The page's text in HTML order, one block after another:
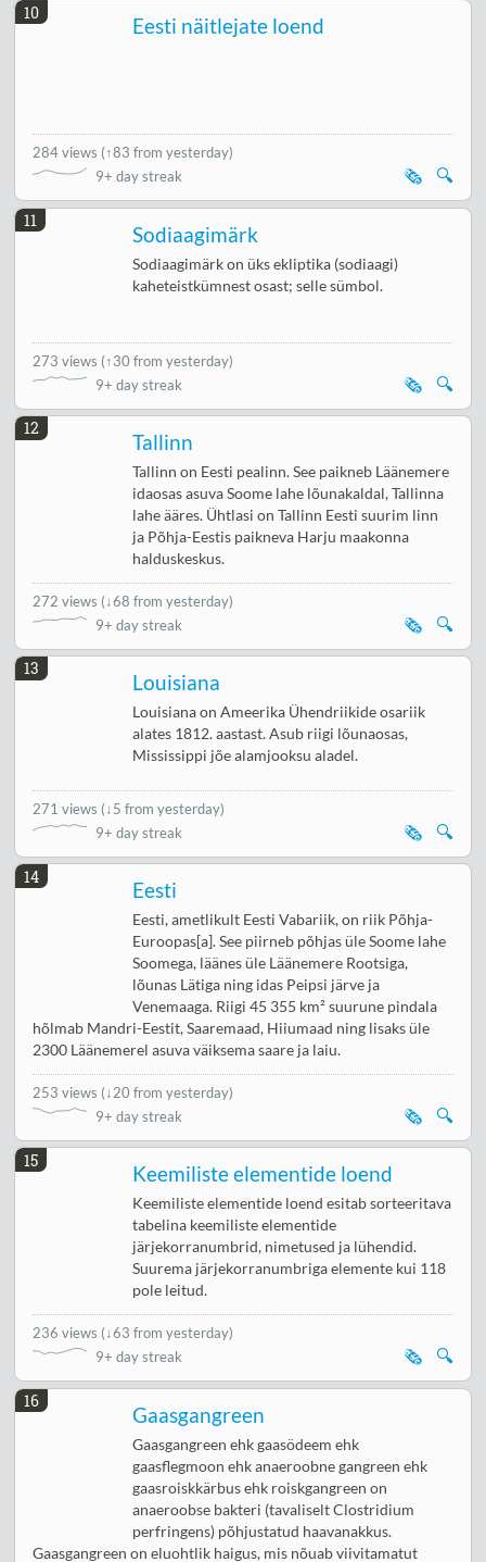
10
Eesti näitlejate loend
284 views (↑83 from yesterday)
9+ day streak
🔍
🗞️
11
Sodiaagimärk
Sodiaagimärk on üks ekliptika (sodiaagi)
kaheteistkümnest osast; selle sümbol.
273 views (↑30 from yesterday)
9+ day streak
🔍
🗞️
12
Tallinn
Tallinn on Eesti pealinn. See paikneb Läänemere
idaosas asuva Soome lahe lõunakaldal, Tallinna
lahe ääres. Ühtlasi on Tallinn Eesti suurim linn
ja Põhja-Eestis paikneva Harju maakonna
halduskeskus.
272 views (↓68 from yesterday)
9+ day streak
🔍
🗞️
13
Louisiana
Louisiana on Ameerika Ühendriikide osariik
alates 1812. aastast. Asub riigi lõunaosas,
Mississippi jõe alamjooksu aladel.
271 views (↓5 from yesterday)
9+ day streak
🔍
🗞️
14
Eesti
Eesti, ametlikult Eesti Vabariik, on riik Põhja-
Euroopas[a]. See piirneb põhjas üle Soome lahe
Soomega, läänes üle Läänemere Rootsiga,
lõunas Lätiga ning idas Peipsi järve ja
Venemaaga. Riigi 45 355 km² suurune pindala
hõlmab Mandri-Eestit, Saaremaad, Hiiumaad ning lisaks üle
2300 Läänemerel asuva väiksema saare ja laiu.
253 views (↓20 from yesterday)
9+ day streak
🔍
🗞️
15
Keemiliste elementide loend
Keemiliste elementide loend esitab sorteeritava
tabelina keemiliste elementide
järjekorranumbrid, nimetused ja lühendid.
Suurema järjekorranumbriga elemente kui 118
pole leitud.
236 views (↓63 from yesterday)
9+ day streak
🔍
🗞️
16
Gaasgangreen
Gaasgangreen ehk gaasödeem ehk
gaasflegmoon ehk anaeroobne gangreen ehk
gaasroiskkärbus ehk roiskgangreen on
anaeroobse bakteri (tavaliselt Clostridium
perfringens) põhjustatud haavanakkus.
Gaasgangreen on eluohtlik haigus, mis nõuab viivitamatut